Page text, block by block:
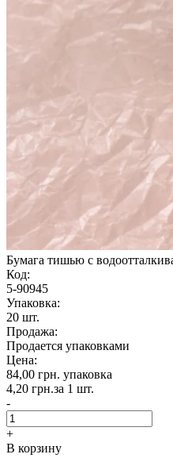
Бумага тишью с
Код:
5-90945
Упаковка:
20 шт.
Продажа:
Продается упаковками
Цена:
84,00 грн. упаковка
4,20 грн.за 1 шт.
-
+
В корзину